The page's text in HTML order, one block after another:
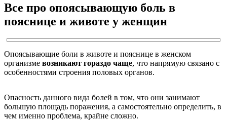
Все про опоясывающую боль в
пояснице и животе у женщин
Опоясывающие боли в животе и пояснице в женском
организме возникают гораздо чаще, что напрямую связано с
особенностями строения половых органов.
Опасность данного вида болей в том, что они занимают
большую площадь поражения, а самостоятельно определить, в
чем именно проблема, крайне сложно.